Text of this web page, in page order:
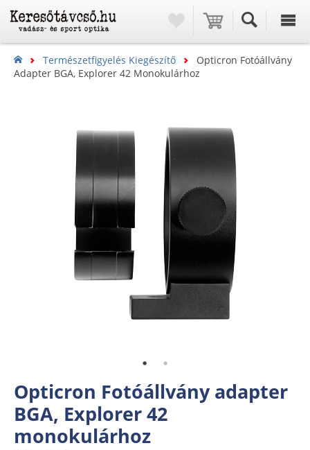
Természetfigyelés Kiegészítő
Opticron Fotóállvány
Adapter BGA, Explorer 42 Monokulárhoz
Opticron Fotóállvány adapter
BGA, Explorer 42
monokulárhoz